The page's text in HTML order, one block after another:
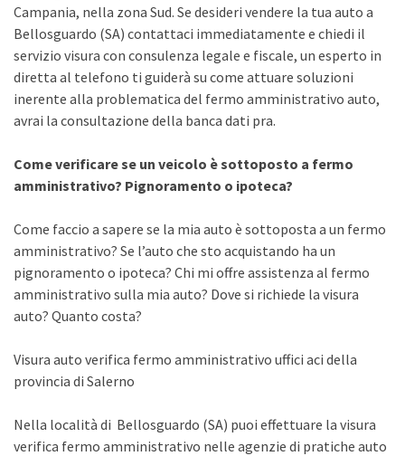
Campania, nella zona Sud. Se desideri vendere la tua auto a
Bellosguardo (SA) contattaci immediatamente e chiedi il
servizio visura con consulenza legale e fiscale, un esperto in
diretta al telefono ti guiderà su come attuare soluzioni
inerente alla problematica del fermo amministrativo auto,
avrai la consultazione della banca dati pra.
Come verificare se un veicolo è sottoposto a fermo
amministrativo? Pignoramento o ipoteca?
Come faccio a sapere se la mia auto è sottoposta a un fermo
amministrativo? Se l’auto che sto acquistando ha un
pignoramento o ipoteca? Chi mi offre assistenza al fermo
amministrativo sulla mia auto? Dove si richiede la visura
auto? Quanto costa?
Visura auto verifica fermo amministrativo uffici aci della
provincia di Salerno
Nella località di Bellosguardo (SA) puoi effettuare la visura
verifica fermo amministrativo nelle agenzie di pratiche auto